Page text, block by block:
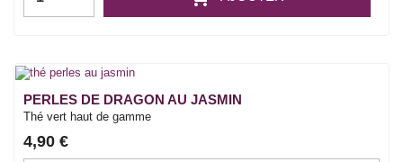
PERLES DE DRAGON AU JASMIN
Thé vert haut de gamme
4,90 €